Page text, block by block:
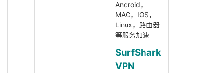
Android，
MAC，IOS，
Linux，路由器
等服务加速
SurfShark
VPN